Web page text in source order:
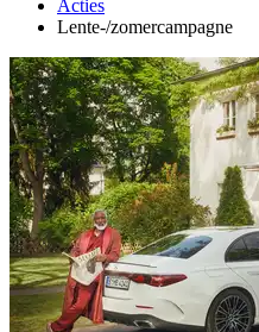
Acties
Lente-/zomercampagne